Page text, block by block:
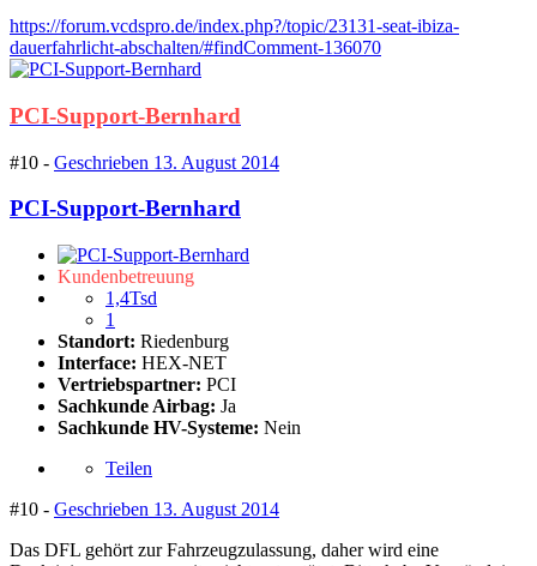
https://forum.vcdspro.de/index.php?/topic/23131-seat-ibiza-
dauerfahrlicht-abschalten/#findComment-136070
PCI-Support-Bernhard
#10 - Geschrieben 13. August 2014
PCI-Support-Bernhard
Kundenbetreuung
1,4Tsd
1
Standort: Riedenburg
Interface: HEX-NET
Vertriebspartner: PCI
Sachkunde Airbag: Ja
Sachkunde HV-Systeme: Nein
Teilen
#10 - Geschrieben 13. August 2014
Das DFL gehört zur Fahrzeugzulassung, daher wird eine